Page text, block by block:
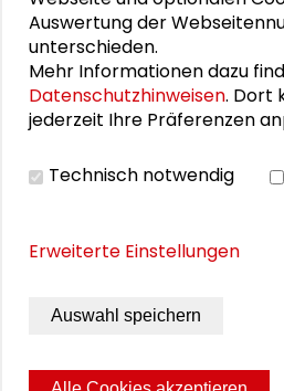
DOWNLOADS
Hearing und Workshop
Präsentation Klecko
Finanzierung
Impressionen der
Auswertung der
unterschieden.
Mehr Informationen dazu
Datenschutzhinweisen. Dort
jederzeit Ihre Präferenzen
Technisch notwendig
Erweiterte Einstellungen
Auswahl speichern